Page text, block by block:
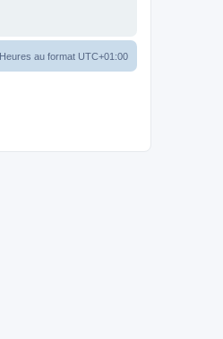
Heures au format UTC+01:00